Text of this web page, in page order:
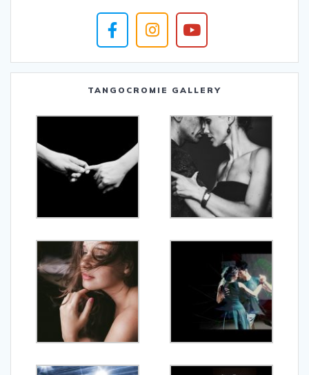
TANGOCROMIE GALLERY